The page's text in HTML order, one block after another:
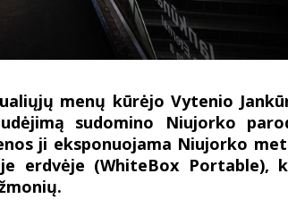
menų kūrėjo Vytenio
sudomino Niujorko
ji eksponuojama Niujorko
erdvėje (WhiteBox Portable),